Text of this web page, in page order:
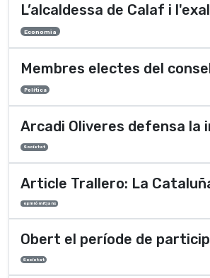
L’alcaldessa de Calaf i
Economia
Membres electes del
Polí­tica
Arcadi Oliveres defensa la
Societat
Article Trallero: La
opinió mitjans
Obert el període de
Societat